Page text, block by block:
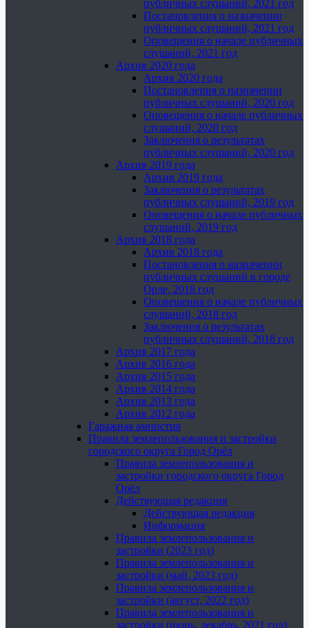
публичных слушаний, 2021 год
Постановления о назначении
публичных слушаний, 2021 год
Оповещения о начале публичных
слушаний, 2021 год
Архив 2020 года
Архив 2020 года
Постановления о назначении
публичных слушаний, 2020 год
Оповещения о начале публичных
слушаний, 2020 год
Заключения о результатах
публичных слушаний, 2020 год
Архив 2019 года
Архив 2019 года
Заключения о результатах
публичных слушаний, 2019 год
Оповещения о начале публичных
слушаний, 2019 год
Архив 2018 года
Архив 2018 года
Постановления о назначении
публичных слушаний в городе
Орле, 2018 год
Оповещения о начале публичных
слушаний, 2018 год
Заключения о результатах
публичных слушаний, 2018 год
Архив 2017 года
Архив 2016 года
Архив 2015 года
Архив 2014 года
Архив 2013 года
Архив 2012 года
Гаражная амнистия
Правила землепользования и застройки
городского округа Город Орёл
Правила землепользования и
застройки городского округа Город
Орёл
Действующая редакция
Действующая редакция
Информация
Правила землепользования и
застройки (2023 год)
Правила землепользования и
застройки (май, 2023 год)
Правила землепользования и
застройки (август, 2022 год)
Правила землепользования и
застройки (июнь, декабрь, 2021 год)